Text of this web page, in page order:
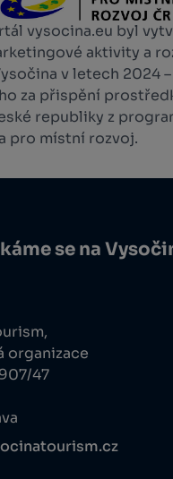
vysocina.eu byl
aktivity a
v letech 2024
za přispění
republiky z
pro místní rozvoj.
se na
organizace
47